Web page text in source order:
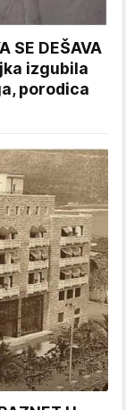
SE DEŠAVA
izgubila
porodica